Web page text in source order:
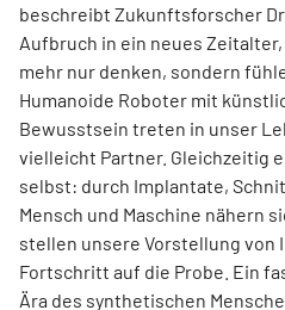
beschreibt Zukunftsforscher
Aufbruch in ein neues
mehr nur denken, sondern
Humanoide Roboter mit
Bewusstsein treten in unser
vielleicht Partner. Gleichzeitig
selbst: durch Implantate,
Mensch und Maschine nähern
stellen unsere Vorstellung von
Fortschritt auf die Probe. Ein
Ära des synthetischen